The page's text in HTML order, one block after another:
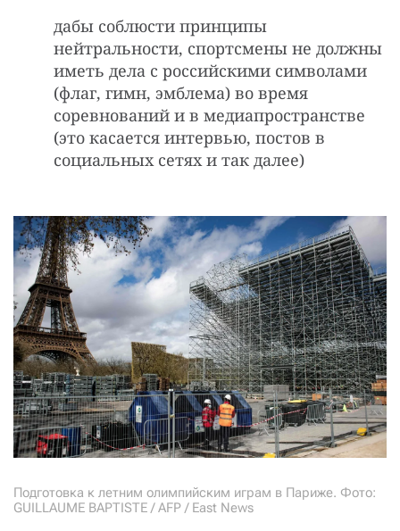
дабы соблюсти принципы
нейтральности, спортсмены не должны
иметь дела с российскими символами
(флаг, гимн, эмблема) во время
соревнований и в медиапространстве
(это касается интервью, постов в
социальных сетях и так далее)
Подготовка к летним олимпийским играм в Париже. Фото:
GUILLAUME BAPTISTE / AFP / East News